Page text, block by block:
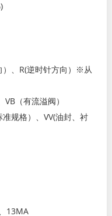
）、R(逆时针方向）※从
（有流溢阀）
规格）、VV(油封、衬
13MA